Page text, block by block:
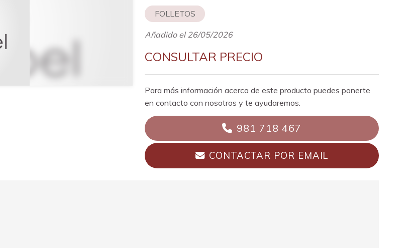
FOLLETOS
Añadido el 26/05/2026
CONSULTAR PRECIO
Para más información acerca de este producto puedes ponerte
en contacto con nosotros y te ayudaremos.
981 718 467
CONTACTAR POR EMAIL